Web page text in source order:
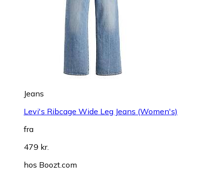
Jeans
Levi's Ribcage Wide Leg Jeans (Women's)
fra
479 kr.
hos Boozt.com